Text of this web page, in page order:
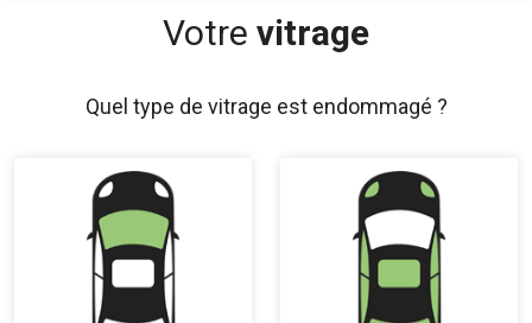
Votre vitrage
Quel type de vitrage est endommagé ?